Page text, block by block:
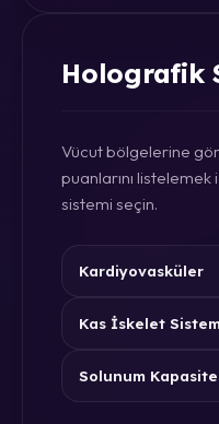
Holografik
Vücut bölgelerine
puanlarını
sistemi seçin.
Kardiyovasküler
Kas İskelet
Solunum